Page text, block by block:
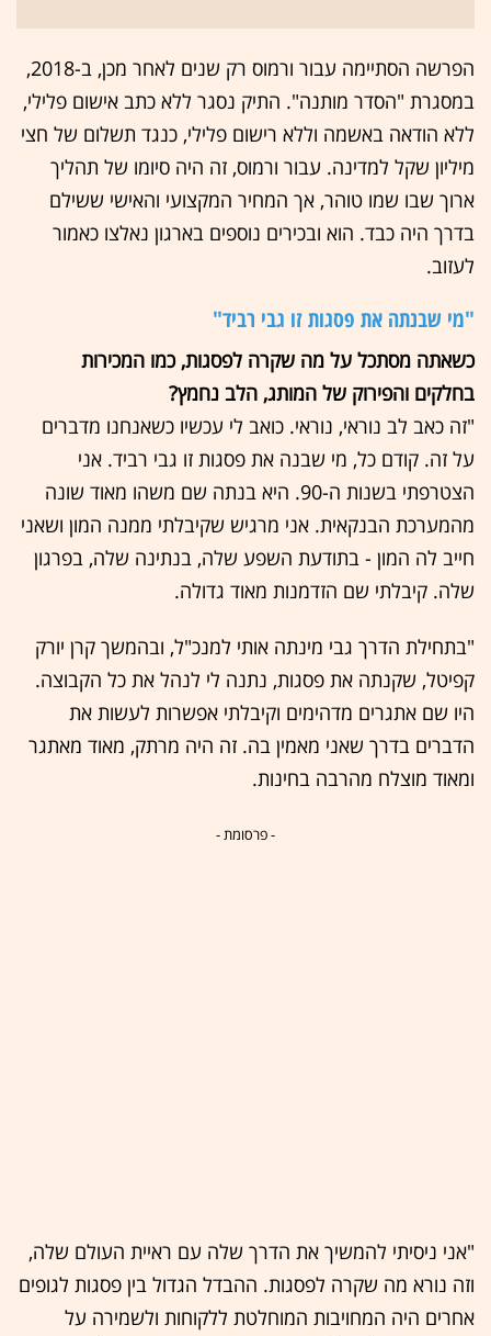
הפרשה הסתיימה עבור ורמוס רק שנים לאחר מכן, ב-2018,
במסגרת "הסדר מותנה". התיק נסגר ללא כתב אישום פלילי,
ללא הודאה באשמה וללא רישום פלילי, כנגד תשלום של חצי
מיליון שקל למדינה. עבור ורמוס, זה היה סיומו של תהליך
ארוך שבו שמו טוהר, אך המחיר המקצועי והאישי ששילם
בדרך היה כבד. הוא ובכירים נוספים בארגון נאלצו כאמור
לעזוב.
"מי שבנתה את פסגות זו גבי רביד"
כשאתה מסתכל על מה שקרה לפסגות, כמו המכירות
בחלקים והפירוק של המותג, הלב נחמץ?
"זה כאב לב נוראי, נוראי. כואב לי עכשיו כשאנחנו מדברים
על זה. קודם כל, מי שבנה את פסגות זו גבי רביד. אני
הצטרפתי בשנות ה-90. היא בנתה שם משהו מאוד שונה
מהמערכת הבנקאית. אני מרגיש שקיבלתי ממנה המון ושאני
חייב לה המון - בתודעת השפע שלה, בנתינה שלה, בפרגון
שלה. קיבלתי שם הזדמנות מאוד גדולה.
"בתחילת הדרך גבי מינתה אותי למנכ"ל, ובהמשך קרן יורק
קפיטל, שקנתה את פסגות, נתנה לי לנהל את כל הקבוצה.
היו שם אתגרים מדהימים וקיבלתי אפשרות לעשות את
הדברים בדרך שאני מאמין בה. זה היה מרתק, מאוד מאתגר
ומאוד מוצלח מהרבה בחינות.
- פרסומת -
"אני ניסיתי להמשיך את הדרך שלה עם ראיית העולם שלה,
וזה נורא מה שקרה לפסגות. ההבדל הגדול בין פסגות לגופים
אחרים היה המחויבות המוחלטת ללקוחות ולשמירה על